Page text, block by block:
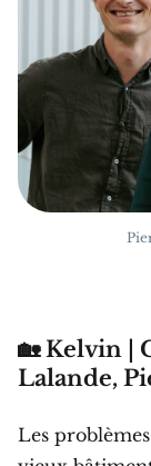
🏡 Kelvin |
Lalande,
Les